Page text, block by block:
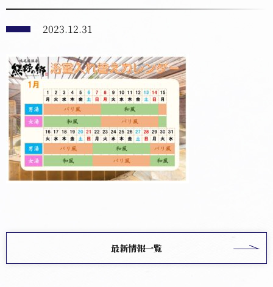
2023.12.31
最新情報一覧